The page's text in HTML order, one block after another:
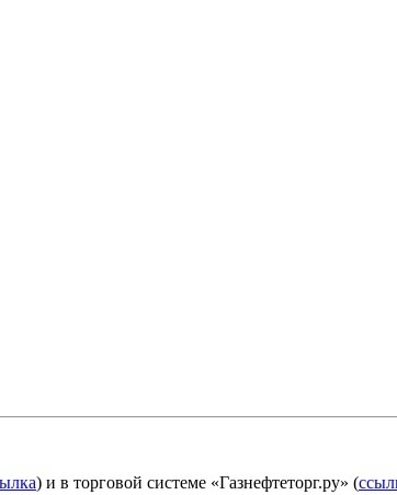
) и в торговой системе «Газнефтеторг.ру» (